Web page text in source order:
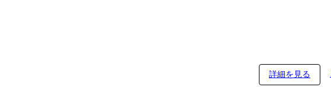
詳細を見る